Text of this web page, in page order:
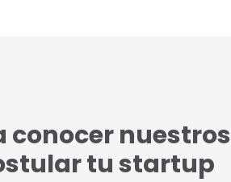
conocer nuestros
tu startup